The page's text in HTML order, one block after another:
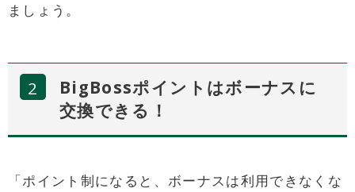
ましょう。
BigBossポイントはボーナスに
交換できる！
「ポイント制になると、ボーナスは利用できなくな